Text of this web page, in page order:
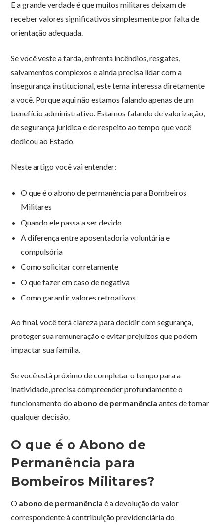
E a grande verdade é que muitos militares deixam de
receber valores significativos simplesmente por falta de
orientação adequada.
Se você veste a farda, enfrenta incêndios, resgates,
salvamentos complexos e ainda precisa lidar com a
insegurança institucional, este tema interessa diretamente
a você. Porque aqui não estamos falando apenas de um
benefício administrativo. Estamos falando de valorização,
de segurança jurídica e de respeito ao tempo que você
dedicou ao Estado.
Neste artigo você vai entender:
O que é o abono de permanência para Bombeiros
Militares
Quando ele passa a ser devido
A diferença entre aposentadoria voluntária e
compulsória
Como solicitar corretamente
O que fazer em caso de negativa
Como garantir valores retroativos
Ao final, você terá clareza para decidir com segurança,
proteger sua remuneração e evitar prejuízos que podem
impactar sua família.
Se você está próximo de completar o tempo para a
inatividade, precisa compreender profundamente o
funcionamento do abono de permanência antes de tomar
qualquer decisão.
O que é o Abono de
Permanência para
Bombeiros Militares?
O abono de permanência é a devolução do valor
correspondente à contribuição previdenciária do